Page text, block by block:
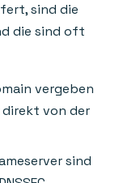
sind die
die sind oft
vergeben
von der
sind